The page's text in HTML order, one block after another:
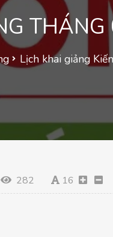
Lịch khai giảng
282 16